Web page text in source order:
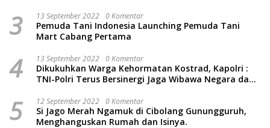
3 13 September 2022 0 Komentar
Pemuda Tani Indonesia Launching Pemuda Tani
Mart Cabang Pertama
4 13 September 2022 0 Komentar
Dikukuhkan Warga Kehormatan Kostrad, Kapolri :
TNI-Polri Terus Bersinergi Jaga Wibawa Negara dan
5 12 September 2022 0 Komentar
Si Jago Merah Ngamuk di Cibolang Gunungguruh,
Menghanguskan Rumah dan Isinya.